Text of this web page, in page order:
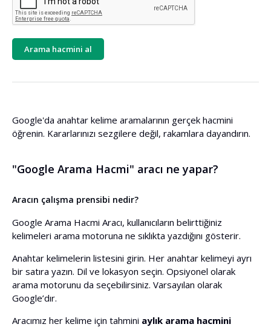
Arama hacmini al
Google'da anahtar kelime aramalarının gerçek hacmini
öğrenin. Kararlarınızı sezgilere değil, rakamlara dayandırın.
"Google Arama Hacmi" aracı ne yapar?
Aracın çalışma prensibi nedir?
Google Arama Hacmi Aracı, kullanıcıların belirttiğiniz
kelimeleri arama motoruna ne sıklıkta yazdığını gösterir.
Anahtar kelimelerin listesini girin. Her anahtar kelimeyi ayrı
bir satıra yazın. Dil ve lokasyon seçin. Opsiyonel olarak
arama motorunu da seçebilirsiniz. Varsayılan olarak
Google’dır.
Aracımız her kelime için tahmini aylık arama hacmini